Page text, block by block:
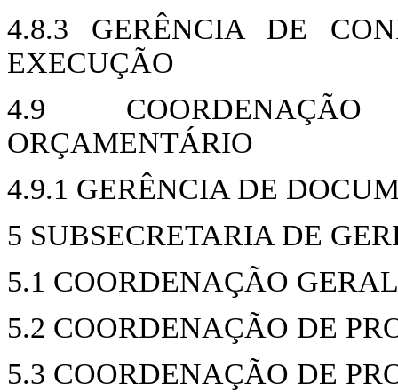
4.8.3 GERÊNCIA DE
EXECUÇÃO
4.9
ORÇAMENTÁRIO
4.9.1 GERÊNCIA DE
5 SUBSECRETARIA DE
5.1 COORDENAÇÃO GERAL
5.2 COORDENAÇÃO DE
5.3 COORDENAÇÃO DE